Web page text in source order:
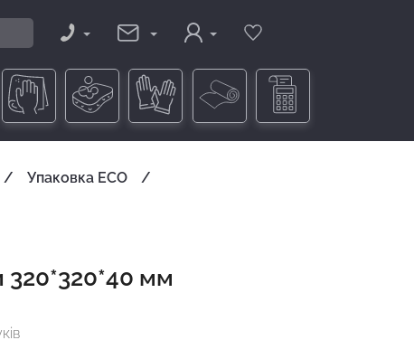
Упаковка ECO
320*320*40 мм